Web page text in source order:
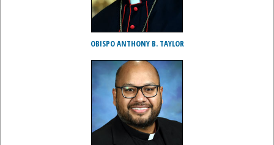
OBISPO ANTHONY B. TAYLOR